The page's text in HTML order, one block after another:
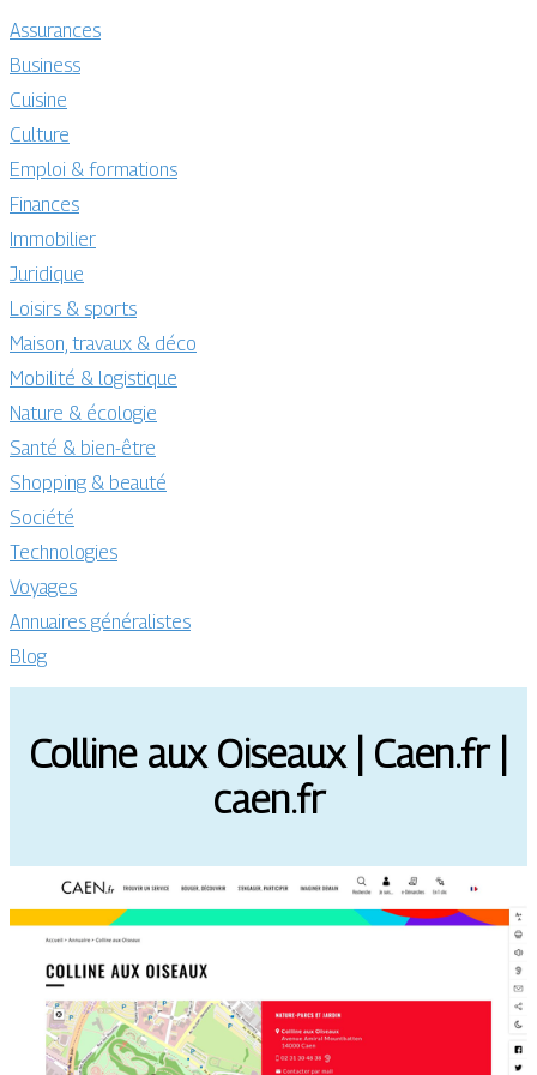
Assurances
Business
Cuisine
Culture
Emploi & formations
Finances
Immobilier
Juridique
Loisirs & sports
Maison, travaux & déco
Mobilité & logistique
Nature & écologie
Santé & bien-être
Shopping & beauté
Société
Technologies
Voyages
Annuaires généralistes
Blog
Colline aux Oiseaux | Caen.fr |
caen.fr